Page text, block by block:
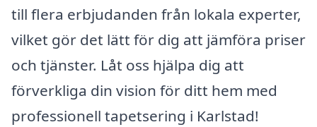
till flera erbjudanden från lokala experter,
vilket gör det lätt för dig att jämföra priser
och tjänster. Låt oss hjälpa dig att
förverkliga din vision för ditt hem med
professionell tapetsering i Karlstad!